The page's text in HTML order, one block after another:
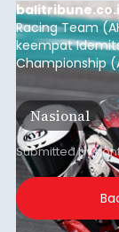
Racing Team
keempat
Championship
berlangsung di
International
Barat, pada 7–9
Nasional
Submitted by